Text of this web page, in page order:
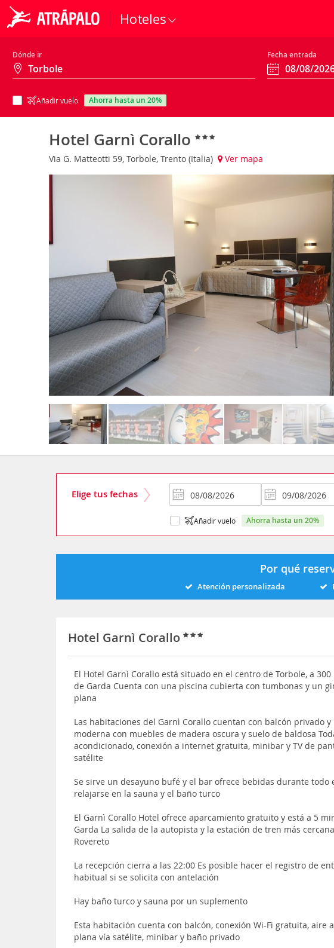
Hoteles
Dónde ir Fecha entrada
Añadir vuelo ahorra hasta un 20%
Hotel Garnì Corallo
Via G. Matteotti 59, Torbole, Trento (Italia) Ver mapa
Elige tus fechas
Añadir vuelo ahorra hasta un 20%
Por qué
Atención personalizada
Hotel Garnì Corallo
El Hotel Garnì Corallo está situado en el centro de Torbole, a
de Garda Cuenta con una piscina cubierta con tumbonas y un
plana
Las habitaciones del Garnì Corallo cuentan con balcón privado
moderna con muebles de madera oscura y suelo de baldosa
acondicionado, conexión a internet gratuita, minibar y TV de
satélite
Se sirve un desayuno bufé y el bar ofrece bebidas durante todo
relajarse en la sauna y el baño turco
El Garnì Corallo Hotel ofrece aparcamiento gratuito y está a 5
Garda La salida de la autopista y la estación de tren más
Rovereto
La recepción cierra a las 22:00 Es posible hacer el registro de
habitual si se solicita con antelación
Hay baño turco y sauna por un suplemento
Esta habitación cuenta con balcón, conexión Wi-Fi gratuita, aire
plana vía satélite, minibar y baño privado